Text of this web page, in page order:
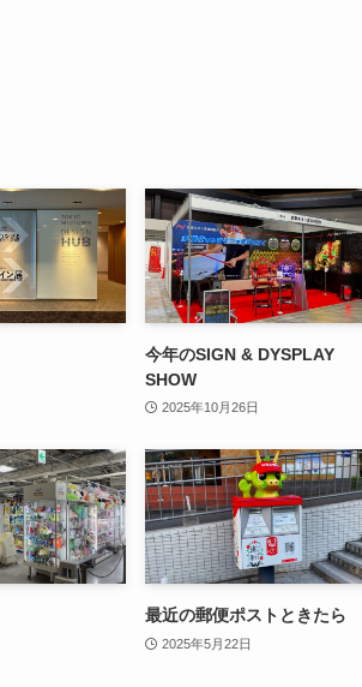
今年のSIGN & DYSPLAY
SHOW
2025年10月26日
最近の郵便ポストときたら
2025年5月22日